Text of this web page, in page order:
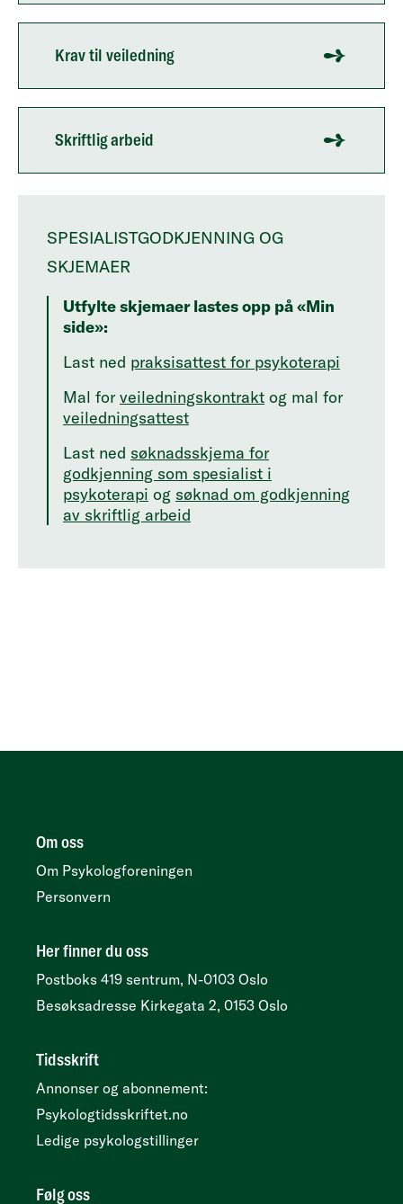
Krav til veiledning
Skriftlig arbeid
SPESIALISTGODKJENNING OG
SKJEMAER
Utfylte skjemaer lastes opp på «Min
side»:
Last ned praksisattest for psykoterapi
Mal for veiledningskontrakt og mal for
veiledningsattest
Last ned søknadsskjema for
godkjenning som spesialist i
psykoterapi og søknad om godkjenning
av skriftlig arbeid
Om oss
Om Psykologforeningen
Personvern
Her finner du oss
Postboks 419 sentrum, N-0103 Oslo
Besøksadresse Kirkegata 2, 0153 Oslo
Tidsskrift
Annonser og abonnement:
Psykologtidsskriftet.no
Ledige psykologstillinger
Følg oss